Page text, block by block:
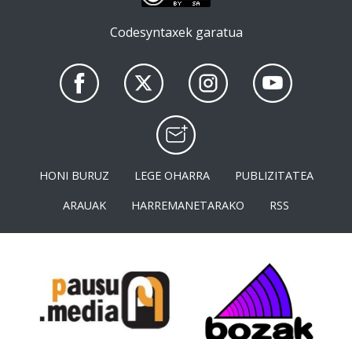
Codesyntaxek garatua
HONI BURUZ LEGE OHARRA
PUBLIZITATEA
ARAUAK
HARREMANETARAKO RSS